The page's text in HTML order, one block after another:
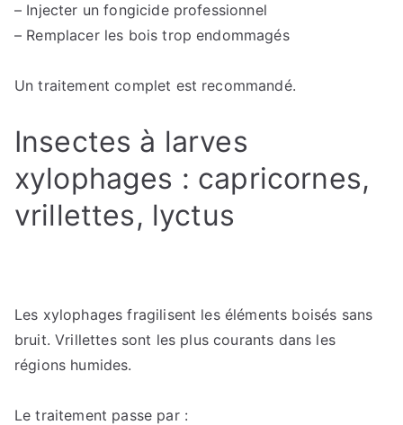
– Injecter un fongicide professionnel
– Remplacer les bois trop endommagés
Un traitement complet est recommandé.
Insectes à larves
xylophages : capricornes,
vrillettes, lyctus
Les xylophages fragilisent les éléments boisés sans
bruit. Vrillettes sont les plus courants dans les
régions humides.
Le traitement passe par :